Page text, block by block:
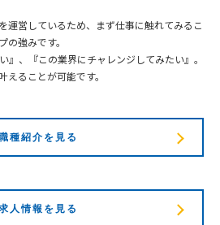
運営しているため、まず仕事に触れてみるこ
の強みです。
』、『この業界にチャレンジしてみたい』。
えることが可能です。
種紹介を見る
人情報を見る